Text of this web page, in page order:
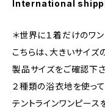
International
＊世界に１着だけのワ
こちらは、大きいサイズ
製品サイズをご確認下さ
２種類の浴衣地を使って
テントラインワンピース